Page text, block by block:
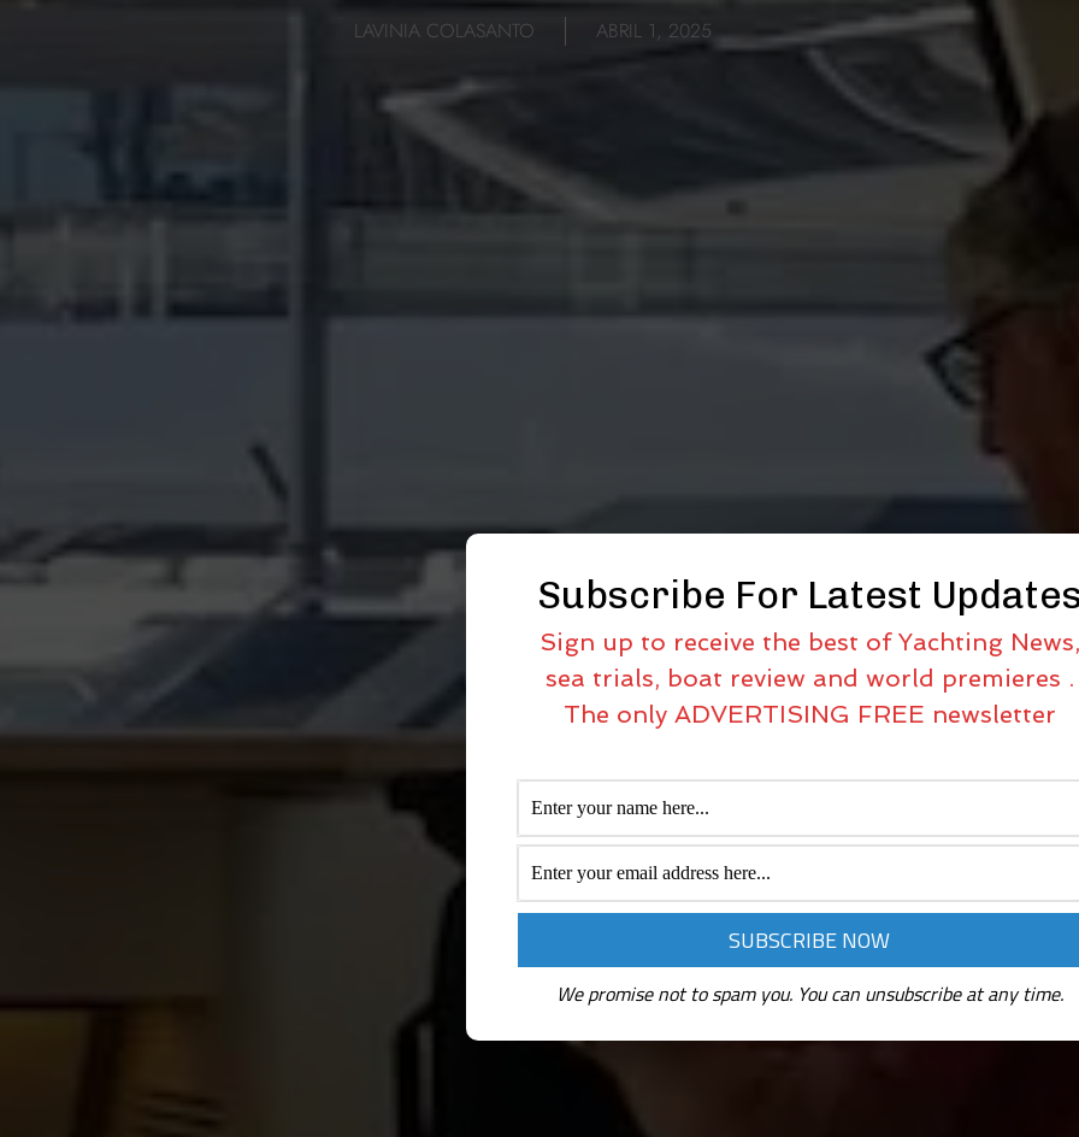
LAVINIA COLASANTO ABRIL 1, 2025
Subscribe For Latest
Sign up to receive the best of Yachting News,
sea trials, boat review and world premieres .
The only ADVERTISING FREE newsletter
We promise not to spam you. You can unsubscribe at any time.